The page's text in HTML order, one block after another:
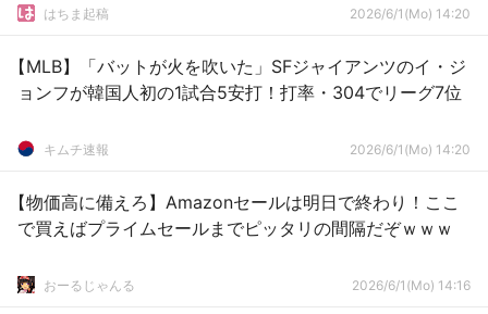
はちま起稿 2026/6/1(Mo) 14:20
【MLB】「バットが火を吹いた」SFジャイアンツのイ・ジ
ョンフが韓国人初の1試合5安打！打率・304でリーグ7位
キムチ速報 2026/6/1(Mo) 14:20
【物価高に備えろ】Amazonセールは明日で終わり！ここ
で買えばプライムセールまでピッタリの間隔だぞｗｗｗ
おーるじゃんる 2026/6/1(Mo) 14:16